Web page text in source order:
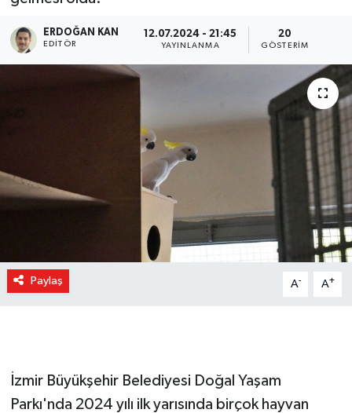
ERDOĞAN KAN
EDITÖR
12.07.2024 - 21:45
YAYINLANMA
20
GÖSTERIM
Paylaş A- A+
İzmir Büyükşehir Belediyesi Doğal Yaşam
Parkı'nda 2024 yılı ilk yarısında birçok hayvan